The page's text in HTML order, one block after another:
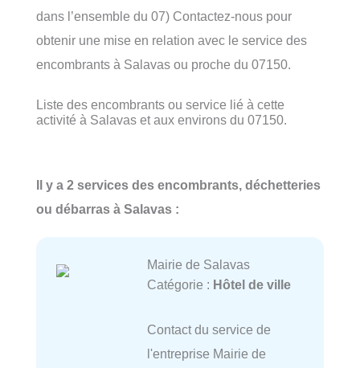
dans l’ensemble du 07) Contactez-nous pour
obtenir une mise en relation avec le service des
encombrants à Salavas ou proche du 07150.
Liste des encombrants ou service lié à cette
activité à Salavas et aux environs du 07150.
Il y a 2 services des encombrants, déchetteries
ou débarras à Salavas :
Mairie de Salavas
Catégorie : Hôtel de ville
Contact du service de
l'entreprise Mairie de